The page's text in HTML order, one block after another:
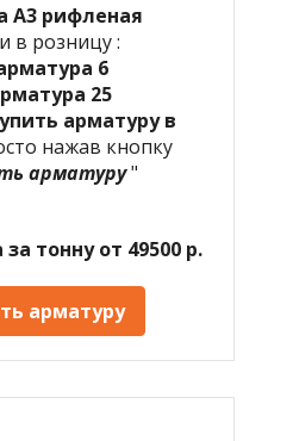
А3 рифленая
в розницу :
6
25
арматуру в
нажав кнопку
арматуру"
тонну от 49500 р.
арматуру